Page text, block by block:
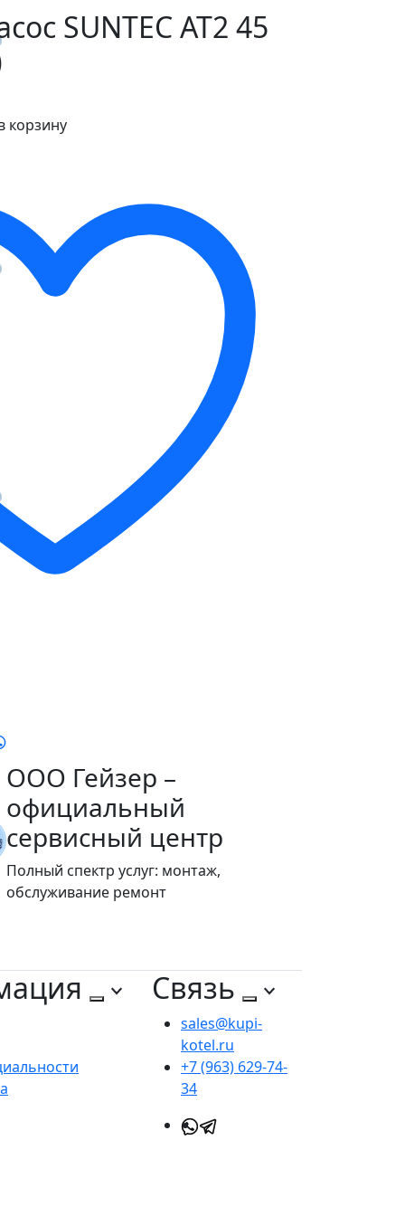
SUNTEC AT2 45
корзину
ООО Гейзер –
официальный
сервисный центр
Полный спектр услуг: монтаж,
обслуживание ремонт
Связь
sales@kupi-
kotel.ru
+7 (963) 629-74-
34